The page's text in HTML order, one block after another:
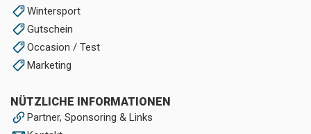
Wintersport
Gutschein
Occasion / Test
Marketing
NÜTZLICHE INFORMATIONEN
Partner, Sponsoring & Links